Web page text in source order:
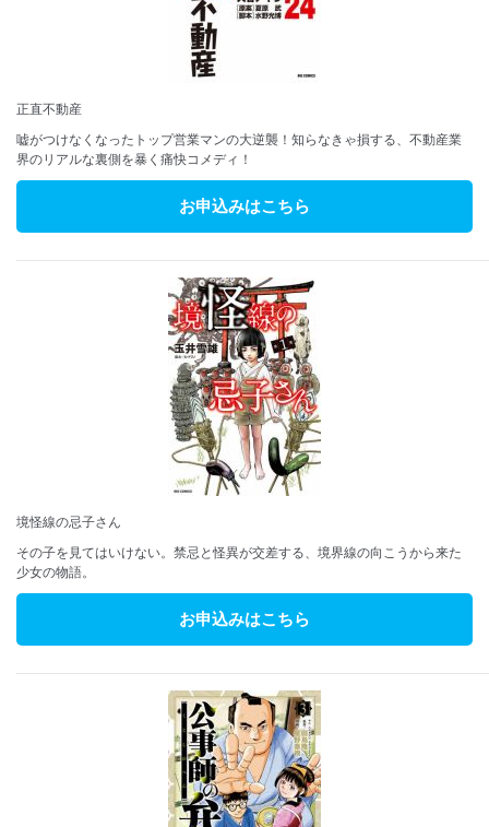
正直不動産
嘘がつけなくなったトップ営業マンの大逆襲！知らなきゃ損する、不動産業
界のリアルな裏側を暴く痛快コメディ！
お申込みはこちら
境怪線の忌子さん
その子を見てはいけない。禁忌と怪異が交差する、境界線の向こうから来た
少女の物語。
お申込みはこちら